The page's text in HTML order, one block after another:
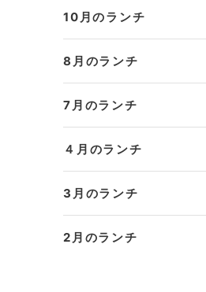
10月のランチ
8月のランチ
7月のランチ
４月のランチ
3月のランチ
2月のランチ